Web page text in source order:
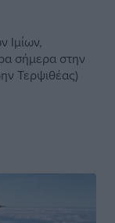
Ιμίων,
σήμερα στην
Τερψιθέας)